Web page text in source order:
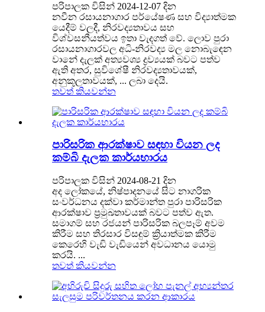
පරිපාලක විසින් 2024-12-07 දින
නවීන රසායනාගාර පර්යේෂණ සහ විද්‍යාත්මක
යෙදීම් වලදී, නිරවද්‍යතාවය සහ
විශ්වසනීයත්වය ඉතා වැදගත් වේ. ලොව පුරා
රසායනාගාරවල අධි-නිරවද්‍ය මල නොබැඳෙන
වානේ දැලක් අත්‍යවශ්‍ය ද්‍රව්‍යයක් බවට පත්ව
ඇති අතර, සුවිශේෂී නිරවද්‍යතාවයක්,
අනුකූලතාවයක්, ... ලබා දෙයි.
තවත් කියවන්න
පාරිසරික ආරක්ෂාව සඳහා වියන ලද
කම්බි දැලක කාර්යභාරය
පරිපාලක විසින් 2024-08-21 දින
අද ලෝකයේ, නිෂ්පාදනයේ සිට නාගරික
සංවර්ධනය දක්වා කර්මාන්ත පුරා පාරිසරික
ආරක්ෂාව ප්‍රමුඛතාවයක් බවට පත්ව ඇත.
සමාගම් සහ රජයන් පාරිසරික බලපෑම් අවම
කිරීම සහ තිරසාර විසඳුම් ක්‍රියාත්මක කිරීම
කෙරෙහි වැඩි වැඩියෙන් අවධානය යොමු
කරයි. ...
තවත් කියවන්න